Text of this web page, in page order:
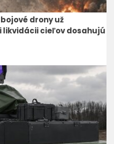
drony už
cieľov dosahujú